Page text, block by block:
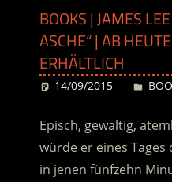
BOOKS | JAMES
ASCHE“ | AB
ERHÄLTLICH
14/09/2015
Episch, gewaltig,
würde er eines Tages
in jenen fünfzehn